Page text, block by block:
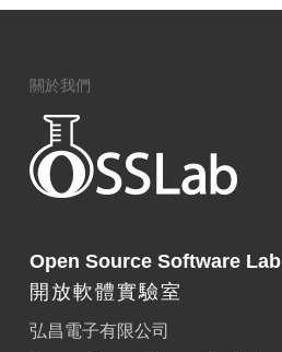
關於我們
Open Source Software Lab
開放軟體實驗室
弘昌電子有限公司